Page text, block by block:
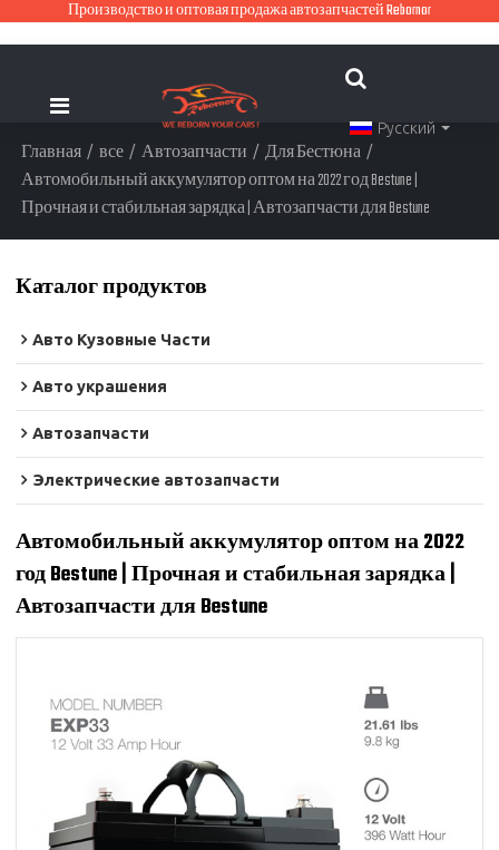
Производство и оптовая продажа автозапчастей Rebornor
Русский
Главная / все / Автозапчасти / Для Бестюна /
Автомобильный аккумулятор оптом на 2022 год Bestune |
Прочная и стабильная зарядка | Автозапчасти для Bestune
Каталог продуктов
Авто Кузовные Части
Авто украшения
Автозапчасти
Электрические автозапчасти
Автомобильный аккумулятор оптом на 2022
год Bestune | Прочная и стабильная зарядка |
Автозапчасти для Bestune